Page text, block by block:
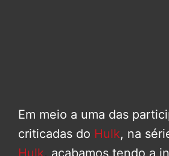
Em meio a uma das
criticadas do Hulk, na
Hulk, acabamos tendo a